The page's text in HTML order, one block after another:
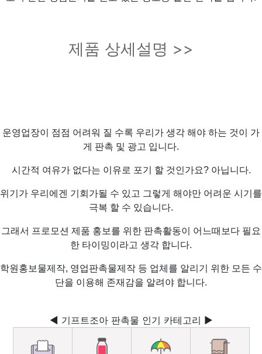
제품 상세설명 >>
운영업장이 점점 어려워 질 수록 우리가 생각 해야 하는 것이 가
게 판촉 및 광고 입니다.
시간적 여유가 없다는 이유로 포기 할 것인가요? 아닙니다.
위기가 우리에겐 기회가될 수 있고 그렇게 해야만 어려운 시기를
극복 할 수 있습니다.
그래서 프로모션 제품 홍보를 위한 판촉활동이 어느때보다 필요
한 타이밍이라고 생각 합니다.
학원홍보물제작, 영업판촉물제작 등 업체를 알리기 위한 모든 수
단을 이용해 존재감을 알려야 합니다.
◀ 기프트조아 판촉물 인기 카테고리 ▶